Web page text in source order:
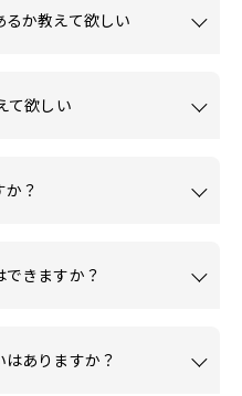
か教えて欲しい
て欲しい
？
きますか？
ありますか？